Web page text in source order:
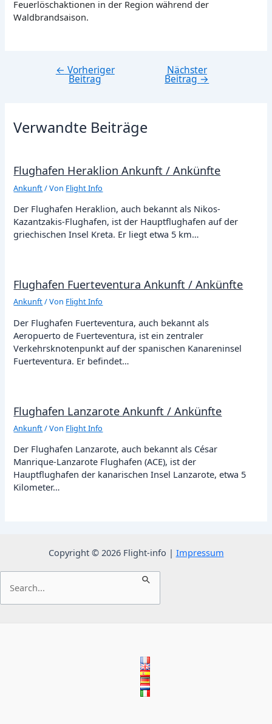
Feuerlöschaktionen in der Region während der
Waldbrandsaison.
Beitragsnavigation
← Vorheriger
Beitrag
Nächster
Beitrag→
Verwandte Beiträge
Flughafen Heraklion Ankunft / Ankünfte
Ankunft/ Von Flight Info
Der Flughafen Heraklion, auch bekannt als Nikos-
Kazantzakis-Flughafen, ist der Hauptflughafen auf der
griechischen Insel Kreta. Er liegt etwa 5 km…
Flughafen Fuerteventura Ankunft / Ankünfte
Ankunft/ Von Flight Info
Der Flughafen Fuerteventura, auch bekannt als
Aeropuerto de Fuerteventura, ist ein zentraler
Verkehrsknotenpunkt auf der spanischen Kanareninsel
Fuerteventura. Er befindet…
Flughafen Lanzarote Ankunft / Ankünfte
Ankunft/ Von Flight Info
Der Flughafen Lanzarote, auch bekannt als César
Manrique-Lanzarote Flughafen (ACE), ist der
Hauptflughafen der kanarischen Insel Lanzarote, etwa 5
Kilometer…
Copyright © 2026 Flight-info | Impressum
nach: